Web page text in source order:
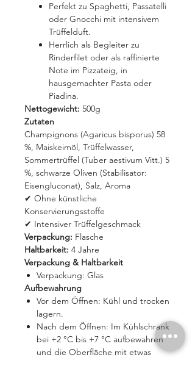
Perfekt zu Spaghetti, Passatelli
oder Gnocchi mit intensivem
Trüffelduft.
Herrlich als Begleiter zu
Rinderfilet oder als raffinierte
Note im Pizzateig, in
hausgemachter Pasta oder
Piadina.
Nettogewicht: 500g
Zutaten
Champignons (Agaricus bisporus) 58
%, Maiskeimöl, Trüffelwasser,
Sommertrüffel (Tuber aestivum Vitt.) 5
%, schwarze Oliven (Stabilisator:
Eisengluconat), Salz, Aroma
✔ Ohne künstliche
Konservierungsstoffe
✔ Intensiver Trüffelgeschmack
Verpackung: Flasche
Haltbarkeit: 4 Jahre
Verpackung & Haltbarkeit
Verpackung: Glas
Aufbewahrung
Vor dem Öffnen: Kühl und trocken
lagern.
Nach dem Öffnen: Im Kühlschrank
bei +2 °C bis +7 °C aufbewahren
und die Oberfläche mit etwas